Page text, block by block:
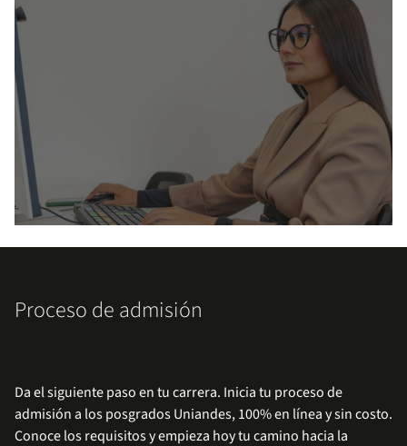
Descubre programas diseñados para profesionales
Explora los posgrados virtuales
Proceso de admisión
Da el siguiente paso en tu carrera. Inicia tu proceso de
admisión a los posgrados Uniandes, 100% en línea y sin costo.
Conoce los requisitos y empieza hoy tu camino hacia la